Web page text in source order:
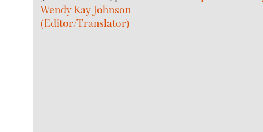
Wendy Kay Johnson
(Editor/Translator)